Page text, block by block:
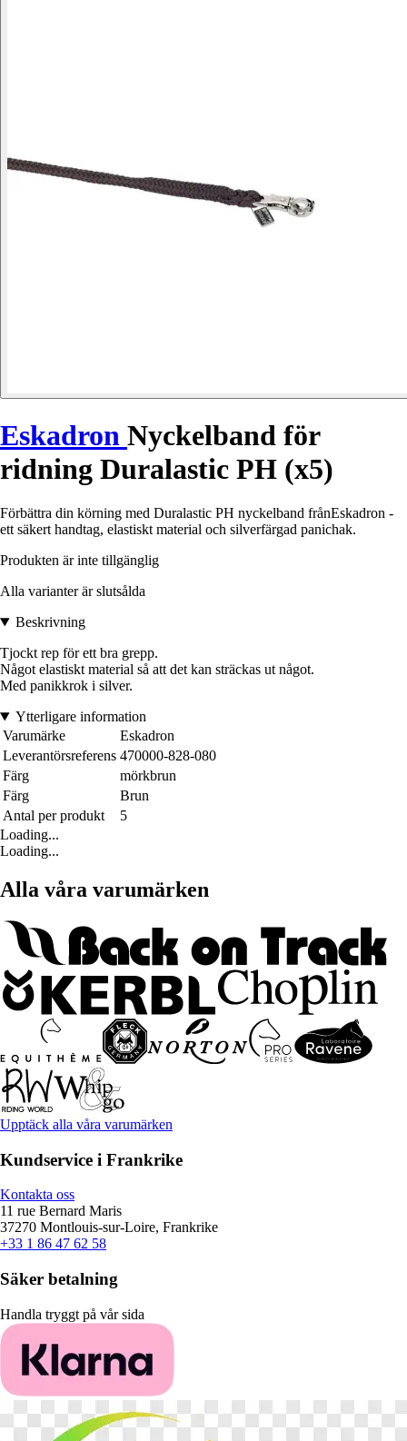
Eskadron Nyckelband för
ridning Duralastic PH (x5)
Förbättra din körning med Duralastic PH nyckelband frånEskadron -
ett säkert handtag, elastiskt material och silverfärgad panichak.
Produkten är inte tillgänglig
Alla varianter är slutsålda
Beskrivning
Tjockt rep för ett bra grepp.
Något elastiskt material så att det kan sträckas ut något.
Med panikkrok i silver.
Ytterligare information
Varumärke
Eskadron
Leverantörsreferens 470000-828-080
Färg
mörkbrun
Färg
Brun
Antal per produkt
5
Loading...
Loading...
Alla våra varumärken
Upptäck alla våra varumärken
Kundservice i Frankrike
Kontakta oss
11 rue Bernard Maris
37270 Montlouis-sur-Loire, Frankrike
+33 1 86 47 62 58
Säker betalning
Handla tryggt på vår sida